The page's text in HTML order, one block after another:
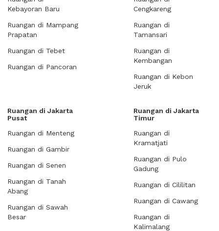
Kebayoran Baru
Ruangan di Mampang
Prapatan
Ruangan di Tebet
Ruangan di Pancoran
Cengkareng
Ruangan di
Tamansari
Ruangan di
Kembangan
Ruangan di Kebon
Jeruk
Ruangan di Jakarta
Pusat
Ruangan di Menteng
Ruangan di Gambir
Ruangan di Senen
Ruangan di Tanah
Abang
Ruangan di Sawah
Besar
Ruangan di Jakarta
Timur
Ruangan di
Kramatjati
Ruangan di Pulo
Gadung
Ruangan di Cililitan
Ruangan di Cawang
Ruangan di
Kalimalang